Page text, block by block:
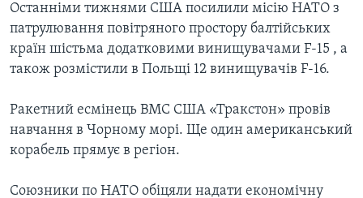
Останніми тижнями США посилили місію НАТО з
патрулювання повітряного простору балтійських
країн шістьма додатковими винищувачами F-15 , а
також розмістили в Польщі 12 винищувачів F-16.
Ракетний есмінець ВМС США «Тракстон» провів
навчання в Чорному морі. Ще один американський
корабель прямує в регіон.
Союзники по НАТО обіцяли надати економічну